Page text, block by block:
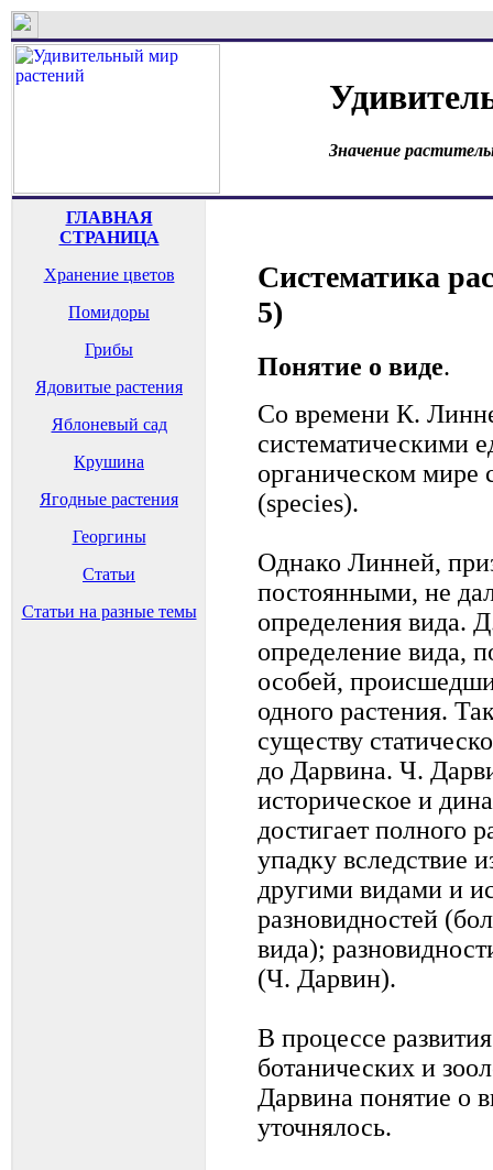
Значение
ГЛАВНАЯ
СТРАНИЦА
Хранение цветов
Помидоры
Грибы
Ядовитые растения
Яблоневый сад
Крушина
Ягодные растения
Георгины
Статьи
Статьи на разные темы
Систематика
5)
Понятие о виде.
Со времени К.
систематическими
органическом мире
(species).
Однако Линней,
постоянными, не
определения вида.
определение вида,
особей,
одного растения.
существу
до Дарвина. Ч.
историческое и
достигает полного
упадку вследствие
другими видами и
разновидностей
вида);
(Ч. Дарвин).
В процессе
ботанических и
Дарвина понятие о
уточнялось.